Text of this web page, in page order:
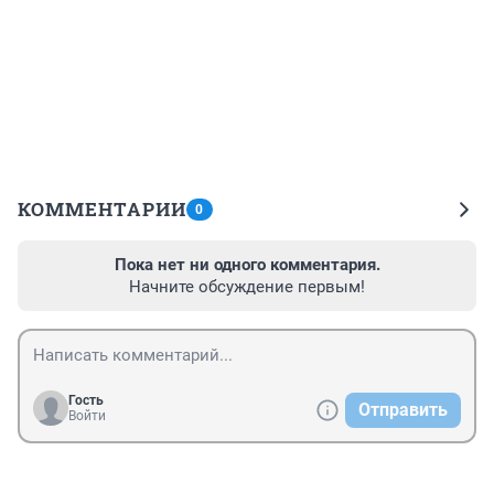
КОММЕНТАРИИ 0
Пока нет ни одного комментария.
Начните обсуждение первым!
Гость
Войти
Отправить